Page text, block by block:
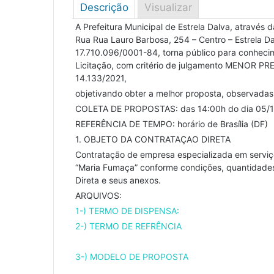
Descrição Visualizar
A Prefeitura Municipal de Estrela Dalva, através
Rua Rua Lauro Barbosa, 254 – Centro – Estrela
17.710.096/0001-84, torna público para
Licitação, com critério de julgamento MENOR
14.133/2021,
objetivando obter a melhor proposta,
COLETA DE PROPOSTAS: das 14:00h do dia
REFERÊNCIA DE TEMPO: horário de Brasília (DF)
1. OBJETO DA CONTRATAÇAO DIRETA
Contratação de empresa especializada em
“Maria Fumaça” conforme condições,
Direta e seus anexos.
ARQUIVOS:
1-) TERMO DE DISPENSA:
2-) TERMO DE REFRÊNCIA
3-) MODELO DE PROPOSTA